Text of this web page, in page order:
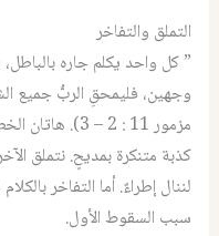
التملق والتفاخر
” كل واحد يكلم جاره
وجهين، فليمحقِ الربُّ جميع
مزمور 11 : 2 –
كذبة متنكرة بمديحٍ. نتملق
لننال إطراءٌ. أما التفاخر
سبب السقوط الأول.